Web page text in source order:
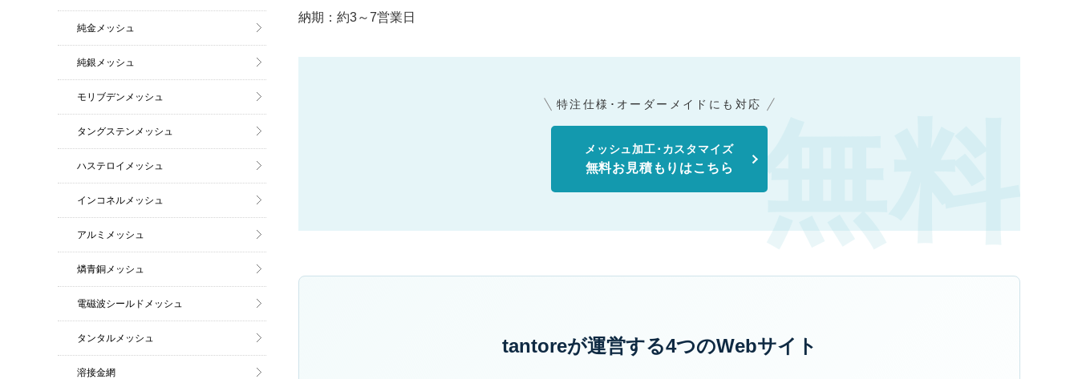
納期：約3～7営業日
メッシュ加工･カスタマイズ
無料お見積もりはこちら
特注仕様･オーダーメイドにも対応
tantoreが運営する4つのWebサイト
純金メッシュ
純銀メッシュ
モリブデンメッシュ
タングステンメッシュ
ハステロイメッシュ
インコネルメッシュ
アルミメッシュ
燐青銅メッシュ
電磁波シールドメッシュ
タンタルメッシュ
溶接金網